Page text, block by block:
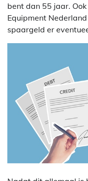
bent dan 55 jaar.
Equipment
spaargeld er